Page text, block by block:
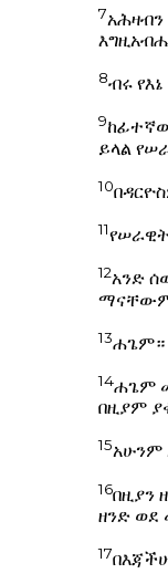
7
8ብሩ
9
ይላል
10
11
12አንድ
ማናቸውም
13ሐጌም።
14ሐጌም
በዚያም
15አሁንም
16በዚያን
ዘንድ
17